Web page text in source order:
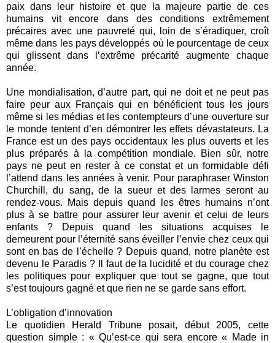
paix dans leur histoire et que la majeure partie de ces
humains vit encore dans des conditions extrêmement
précaires avec une pauvreté qui, loin de s’éradiquer, croît
même dans les pays développés où le pourcentage de ceux
qui glissent dans l’extrême précarité augmente chaque
année.
Une mondialisation, d’autre part, qui ne doit et ne peut pas
faire peur aux Français qui en bénéficient tous les jours
même si les médias et les contempteurs d’une ouverture sur
le monde tentent d’en démontrer les effets dévastateurs. La
France est un des pays occidentaux les plus ouverts et les
plus préparés à la compétition mondiale. Bien sûr, notre
pays ne peut en rester à ce constat et un formidable défi
l’attend dans les années à venir. Pour paraphraser Winston
Churchill, du sang, de la sueur et des larmes seront au
rendez-vous. Mais depuis quand les êtres humains n’ont
plus à se battre pour assurer leur avenir et celui de leurs
enfants ? Depuis quand les situations acquises le
demeurent pour l’éternité sans éveiller l’envie chez ceux qui
sont en bas de l’échelle ? Depuis quand, notre planète est
devenu le Paradis ? Il faut de la lucidité et du courage chez
les politiques pour expliquer que tout se gagne, que tout
s’est toujours gagné et que rien ne se garde sans effort.
L’obligation d’innovation
Le quotidien Herald Tribune posait, début 2005, cette
question simple : « Qu’est-ce qui sera encore « Made in